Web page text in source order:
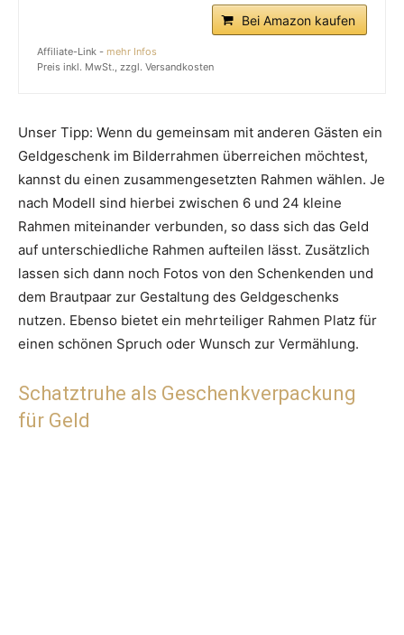
Bei Amazon kaufen
Affiliate-Link - mehr Infos
Preis inkl. MwSt., zzgl. Versandkosten
Unser Tipp: Wenn du gemeinsam mit anderen Gästen ein
Geldgeschenk im Bilderrahmen überreichen möchtest,
kannst du einen zusammengesetzten Rahmen wählen. Je
nach Modell sind hierbei zwischen 6 und 24 kleine
Rahmen miteinander verbunden, so dass sich das Geld
auf unterschiedliche Rahmen aufteilen lässt. Zusätzlich
lassen sich dann noch Fotos von den Schenkenden und
dem Brautpaar zur Gestaltung des Geldgeschenks
nutzen. Ebenso bietet ein mehrteiliger Rahmen Platz für
einen schönen Spruch oder Wunsch zur Vermählung.
Schatztruhe als Geschenkverpackung
für Geld